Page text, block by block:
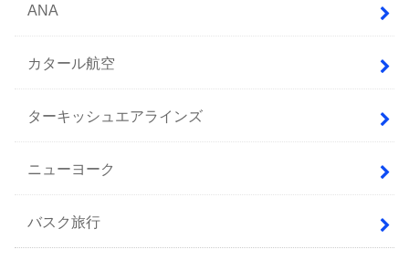
ANA
カタール航空
ターキッシュエアラインズ
ニューヨーク
バスク旅行